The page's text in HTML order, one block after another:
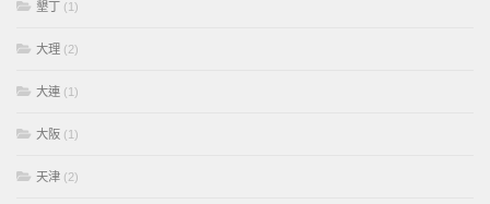
墾丁 (1)
大理 (2)
大連 (1)
大阪 (1)
天津 (2)